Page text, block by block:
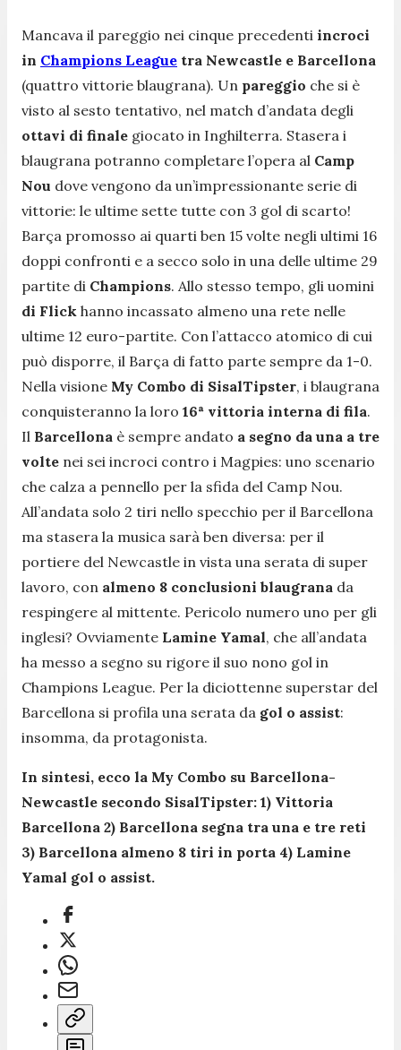
Mancava il pareggio nei cinque precedenti incroci
in Champions League tra Newcastle e Barcellona
(quattro vittorie blaugrana). Un pareggio che si è
visto al sesto tentativo, nel match d’andata degli
ottavi di finale giocato in Inghilterra. Stasera i
blaugrana potranno completare l’opera al Camp
Nou dove vengono da un’impressionante serie di
vittorie: le ultime sette tutte con 3 gol di scarto!
Barça promosso ai quarti ben 15 volte negli ultimi 16
doppi confronti e a secco solo in una delle ultime 29
partite di Champions. Allo stesso tempo, gli uomini
di Flick hanno incassato almeno una rete nelle
ultime 12 euro-partite. Con l’attacco atomico di cui
può disporre, il Barça di fatto parte sempre da 1-0.
Nella visione My Combo di SisalTipster, i blaugrana
conquisteranno la loro 16ª vittoria interna di fila.
Il Barcellona è sempre andato a segno da una a tre
volte nei sei incroci contro i Magpies: uno scenario
che calza a pennello per la sfida del Camp Nou.
All’andata solo 2 tiri nello specchio per il Barcellona
ma stasera la musica sarà ben diversa: per il
portiere del Newcastle in vista una serata di super
lavoro, con almeno 8 conclusioni blaugrana da
respingere al mittente. Pericolo numero uno per gli
inglesi? Ovviamente Lamine Yamal, che all’andata
ha messo a segno su rigore il suo nono gol in
Champions League. Per la diciottenne superstar del
Barcellona si profila una serata da gol o assist:
insomma, da protagonista.
In sintesi, ecco la My Combo su Barcellona-
Newcastle secondo SisalTipster: 1) Vittoria
Barcellona 2) Barcellona segna tra una e tre reti
3) Barcellona almeno 8 tiri in porta 4) Lamine
Yamal gol o assist.